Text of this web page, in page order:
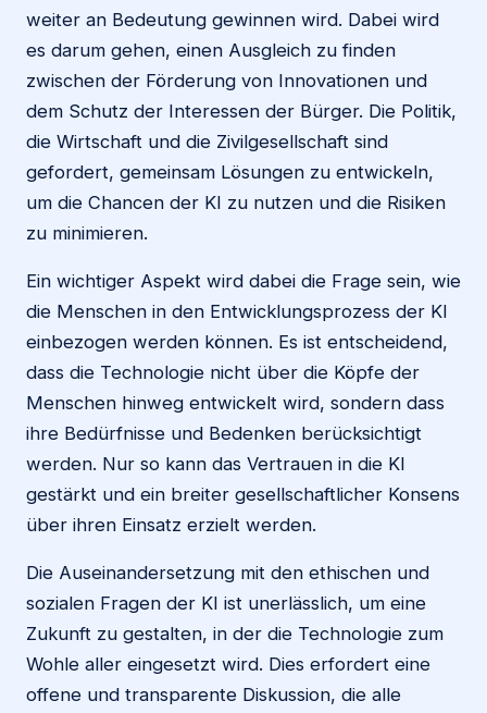
weiter an Bedeutung gewinnen wird. Dabei wird
es darum gehen, einen Ausgleich zu finden
zwischen der Förderung von Innovationen und
dem Schutz der Interessen der Bürger. Die Politik,
die Wirtschaft und die Zivilgesellschaft sind
gefordert, gemeinsam Lösungen zu entwickeln,
um die Chancen der KI zu nutzen und die Risiken
zu minimieren.
Ein wichtiger Aspekt wird dabei die Frage sein, wie
die Menschen in den Entwicklungsprozess der KI
einbezogen werden können. Es ist entscheidend,
dass die Technologie nicht über die Köpfe der
Menschen hinweg entwickelt wird, sondern dass
ihre Bedürfnisse und Bedenken berücksichtigt
werden. Nur so kann das Vertrauen in die KI
gestärkt und ein breiter gesellschaftlicher Konsens
über ihren Einsatz erzielt werden.
Die Auseinandersetzung mit den ethischen und
sozialen Fragen der KI ist unerlässlich, um eine
Zukunft zu gestalten, in der die Technologie zum
Wohle aller eingesetzt wird. Dies erfordert eine
offene und transparente Diskussion, die alle